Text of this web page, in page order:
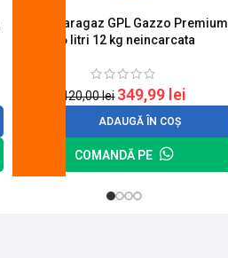
Butelie aragaz GPL Gazzo Premium
26 litri 12 kg neincarcata
420,00lei 349,99 lei
ADAUGĂ ÎN COȘ
COMANDĂ PE